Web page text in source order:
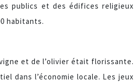
publics et des édifices religieux
habitants.
et de l’olivier était florissante.
dans l’économie locale. Les jeux